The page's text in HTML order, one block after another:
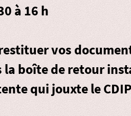
à 16 h
vos
la boîte de retour
qui jouxte le